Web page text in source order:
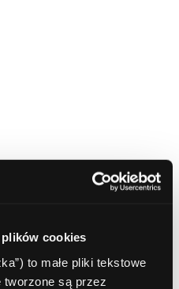
cookies
to małe pliki tekstowe
tworzone są przez